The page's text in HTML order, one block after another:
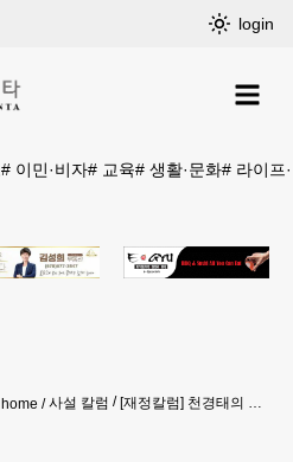
login
# 이민·비자# 교육# 생활·문화# 라이프
home 사설 칼럼 [재정칼럼] 천경태의 은퇴를 지키는 쇼셜시큐리티 인사이트-은퇴와 생활의 기초를 지키는 가장 현실적인 제도 읽기 (11)